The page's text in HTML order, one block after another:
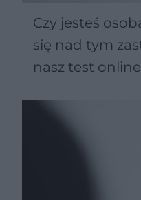
Czy jesteś
się nad tym
nasz test online